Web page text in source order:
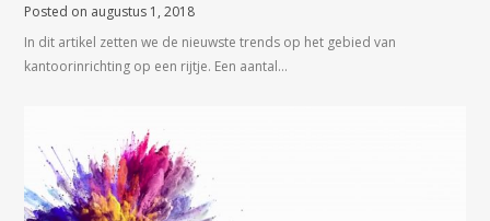
Posted on augustus 1, 2018
In dit artikel zetten we de nieuwste trends op het gebied van
kantoorinrichting op een rijtje. Een aantal…